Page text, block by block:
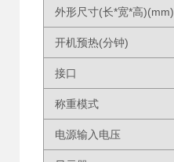
外形尺寸(长*宽*高)(mm)
开机预热(分钟)
接口
称重模式
电源输入电压